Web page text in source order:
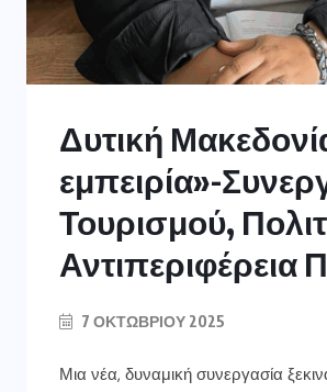
Δυτική
εμπειρία»-
Τουρισμού,
Αντιπεριφέρεια
7 ΟΚΤΩΒΡΊΟΥ 2025
Μια νέα, δυναμική συνεργασία